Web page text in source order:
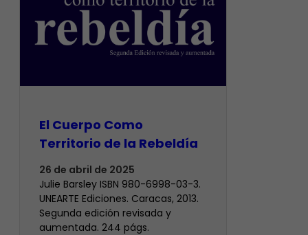
El Cuerpo Como
Territorio de la Rebeldía
26 de abril de 2025
Julie Barsley ISBN 980-6998-03-3.
UNEARTE Ediciones. Caracas, 2013.
Segunda edición revisada y
aumentada. 244 págs.